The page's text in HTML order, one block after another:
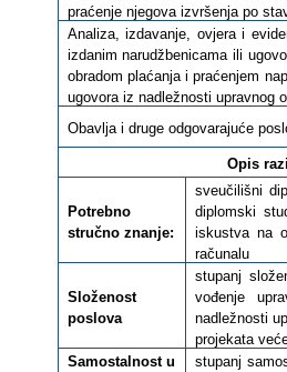
praćenje njegova izvršenja po
Analiza, izdavanje, ovjera i
izdanim narudžbenicama ili
obradom plaćanja i praćenjem
ugovora iz nadležnosti upravnog
Obavlja i druge odgovarajuće
Opis
Potrebno
stručno znanje:
sveučilišni
diplomski
iskustva na
računalu
Složenost
poslova
stupanj
vođenje
nadležnosti
projekata
Samostalnost u
stupanj